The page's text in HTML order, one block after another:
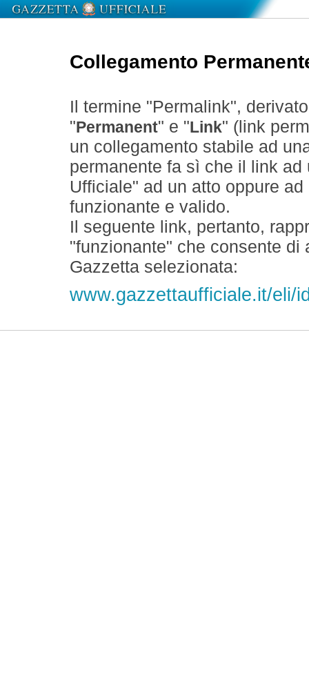
Collegamento
Il termine "Permalink",
" Permanent" e " Link" (link
un collegamento stabile ad
permanente fa sì che il link
Ufficiale" ad un atto oppure
funzionante e valido.
Il seguente link, pertanto,
"funzionante" che consente
Gazzetta selezionata:
www.gazzettaufficiale.it/eli/